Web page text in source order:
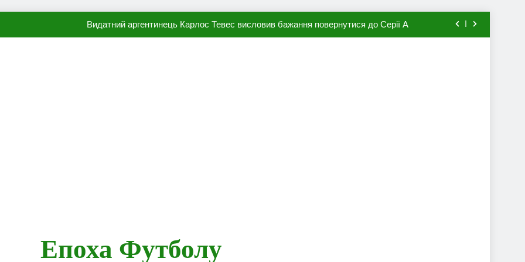
Видатний аргентинець Карлос Тевес висловив бажання повернутися до Серії А
Епоха Футболу